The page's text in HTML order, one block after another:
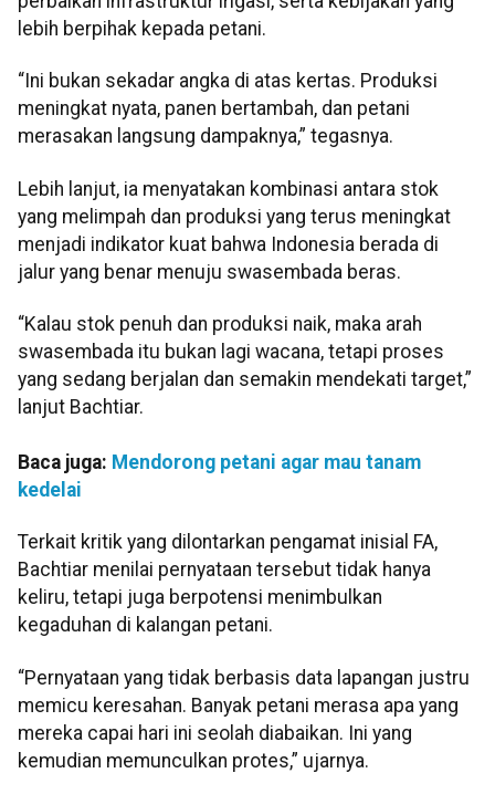
lebih berpihak kepada petani.
“Ini bukan sekadar angka di atas kertas. Produksi
meningkat nyata, panen bertambah, dan petani
merasakan langsung dampaknya,” tegasnya.
Lebih lanjut, ia menyatakan kombinasi antara stok
yang melimpah dan produksi yang terus meningkat
menjadi indikator kuat bahwa Indonesia berada di
jalur yang benar menuju swasembada beras.
“Kalau stok penuh dan produksi naik, maka arah
swasembada itu bukan lagi wacana, tetapi proses
yang sedang berjalan dan semakin mendekati target,”
lanjut Bachtiar.
Baca juga: Mendorong petani agar mau tanam
kedelai
Terkait kritik yang dilontarkan pengamat inisial FA,
Bachtiar menilai pernyataan tersebut tidak hanya
keliru, tetapi juga berpotensi menimbulkan
kegaduhan di kalangan petani.
“Pernyataan yang tidak berbasis data lapangan justru
memicu keresahan. Banyak petani merasa apa yang
mereka capai hari ini seolah diabaikan. Ini yang
kemudian memunculkan protes,” ujarnya.